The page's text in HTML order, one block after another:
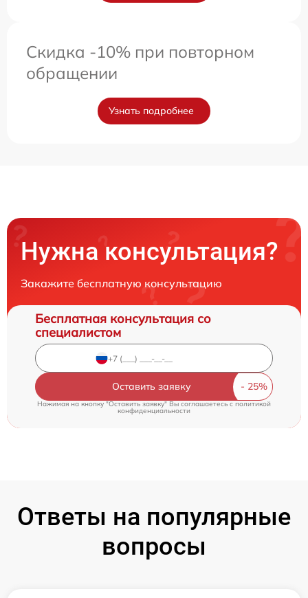
Скидка -10% при повторном
обращении
Узнать подробнее
Нужна консультация?
Закажите бесплатную консультацию
Бесплатная консультация со
специалистом
Оставить заявку
Нажимая на кнопку "Оставить заявку" Вы соглашаетесь c политикой
конфиденциальности
Ответы на популярные
вопросы